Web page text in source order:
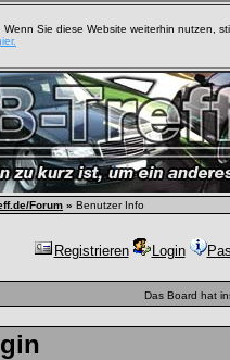
Sie diese Website weiterhin nutzen,
Forum » Benutzer Info
Registrieren Login
Das Board hat